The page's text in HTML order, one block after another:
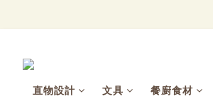
直物設計 文具 餐廚食材